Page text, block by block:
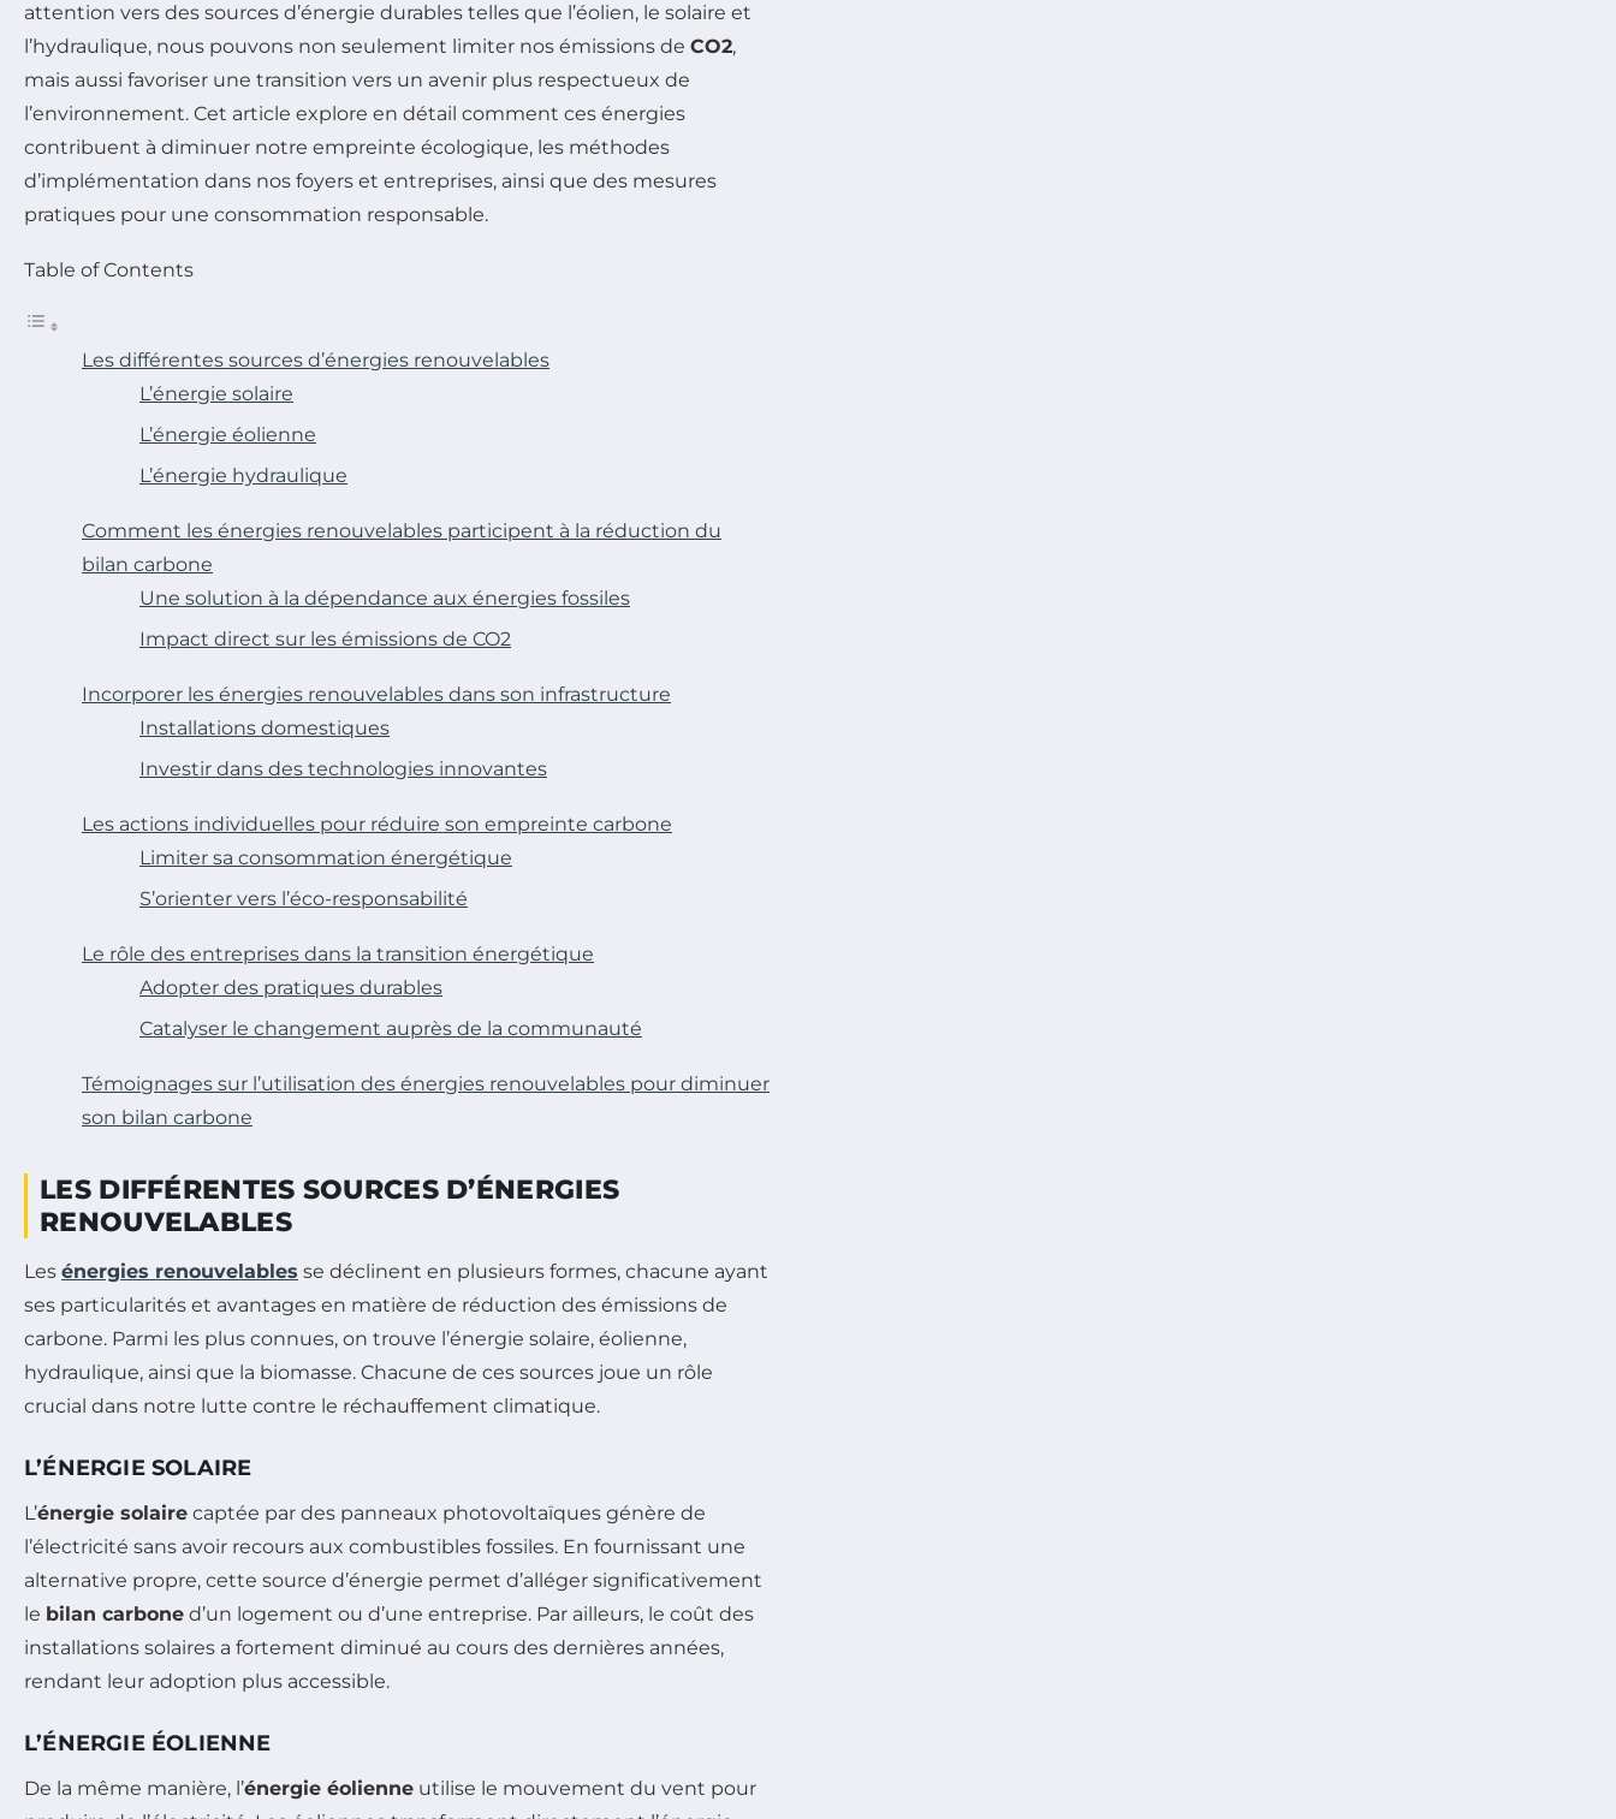
attention vers des sources d’énergie durables telles que l’éolien, le solaire et
l’hydraulique, nous pouvons non seulement limiter nos émissions de CO2,
mais aussi favoriser une transition vers un avenir plus respectueux de
l’environnement. Cet article explore en détail comment ces énergies
contribuent à diminuer notre empreinte écologique, les méthodes
d’implémentation dans nos foyers et entreprises, ainsi que des mesures
pratiques pour une consommation responsable.
Table of Contents
Les différentes sources d’énergies renouvelables
L’énergie solaire
L’énergie éolienne
L’énergie hydraulique
Comment les énergies renouvelables participent à la réduction du
bilan carbone
Une solution à la dépendance aux énergies fossiles
Impact direct sur les émissions de CO2
Incorporer les énergies renouvelables dans son infrastructure
Installations domestiques
Investir dans des technologies innovantes
Les actions individuelles pour réduire son empreinte carbone
Limiter sa consommation énergétique
S’orienter vers l’éco-responsabilité
Le rôle des entreprises dans la transition énergétique
Adopter des pratiques durables
Catalyser le changement auprès de la communauté
Témoignages sur l’utilisation des énergies renouvelables pour diminuer
son bilan carbone
LES DIFFÉRENTES SOURCES D’ÉNERGIES
RENOUVELABLES
Les énergies renouvelables se déclinent en plusieurs formes, chacune ayant
ses particularités et avantages en matière de réduction des émissions de
carbone. Parmi les plus connues, on trouve l’énergie solaire, éolienne,
hydraulique, ainsi que la biomasse. Chacune de ces sources joue un rôle
crucial dans notre lutte contre le réchauffement climatique.
L’ÉNERGIE SOLAIRE
L’énergie solaire captée par des panneaux photovoltaïques génère de
l’électricité sans avoir recours aux combustibles fossiles. En fournissant une
alternative propre, cette source d’énergie permet d’alléger significativement
le bilan carbone d’un logement ou d’une entreprise. Par ailleurs, le coût des
installations solaires a fortement diminué au cours des dernières années,
rendant leur adoption plus accessible.
L’ÉNERGIE ÉOLIENNE
De la même manière, l’énergie éolienne utilise le mouvement du vent pour